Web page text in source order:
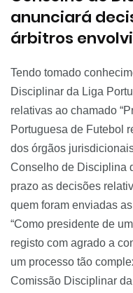
anunciará
árbitros
Tendo tomado
Disciplinar da Liga
relativas ao chamado
Portuguesa de Futebol
dos órgãos
Conselho de Disciplina
prazo as decisões
quem foram enviadas
“Como presidente de
registo com agrado a
um processo tão
Comissão Disciplinar